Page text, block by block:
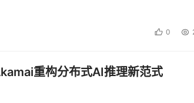
0
重构分布式AI推理新范式